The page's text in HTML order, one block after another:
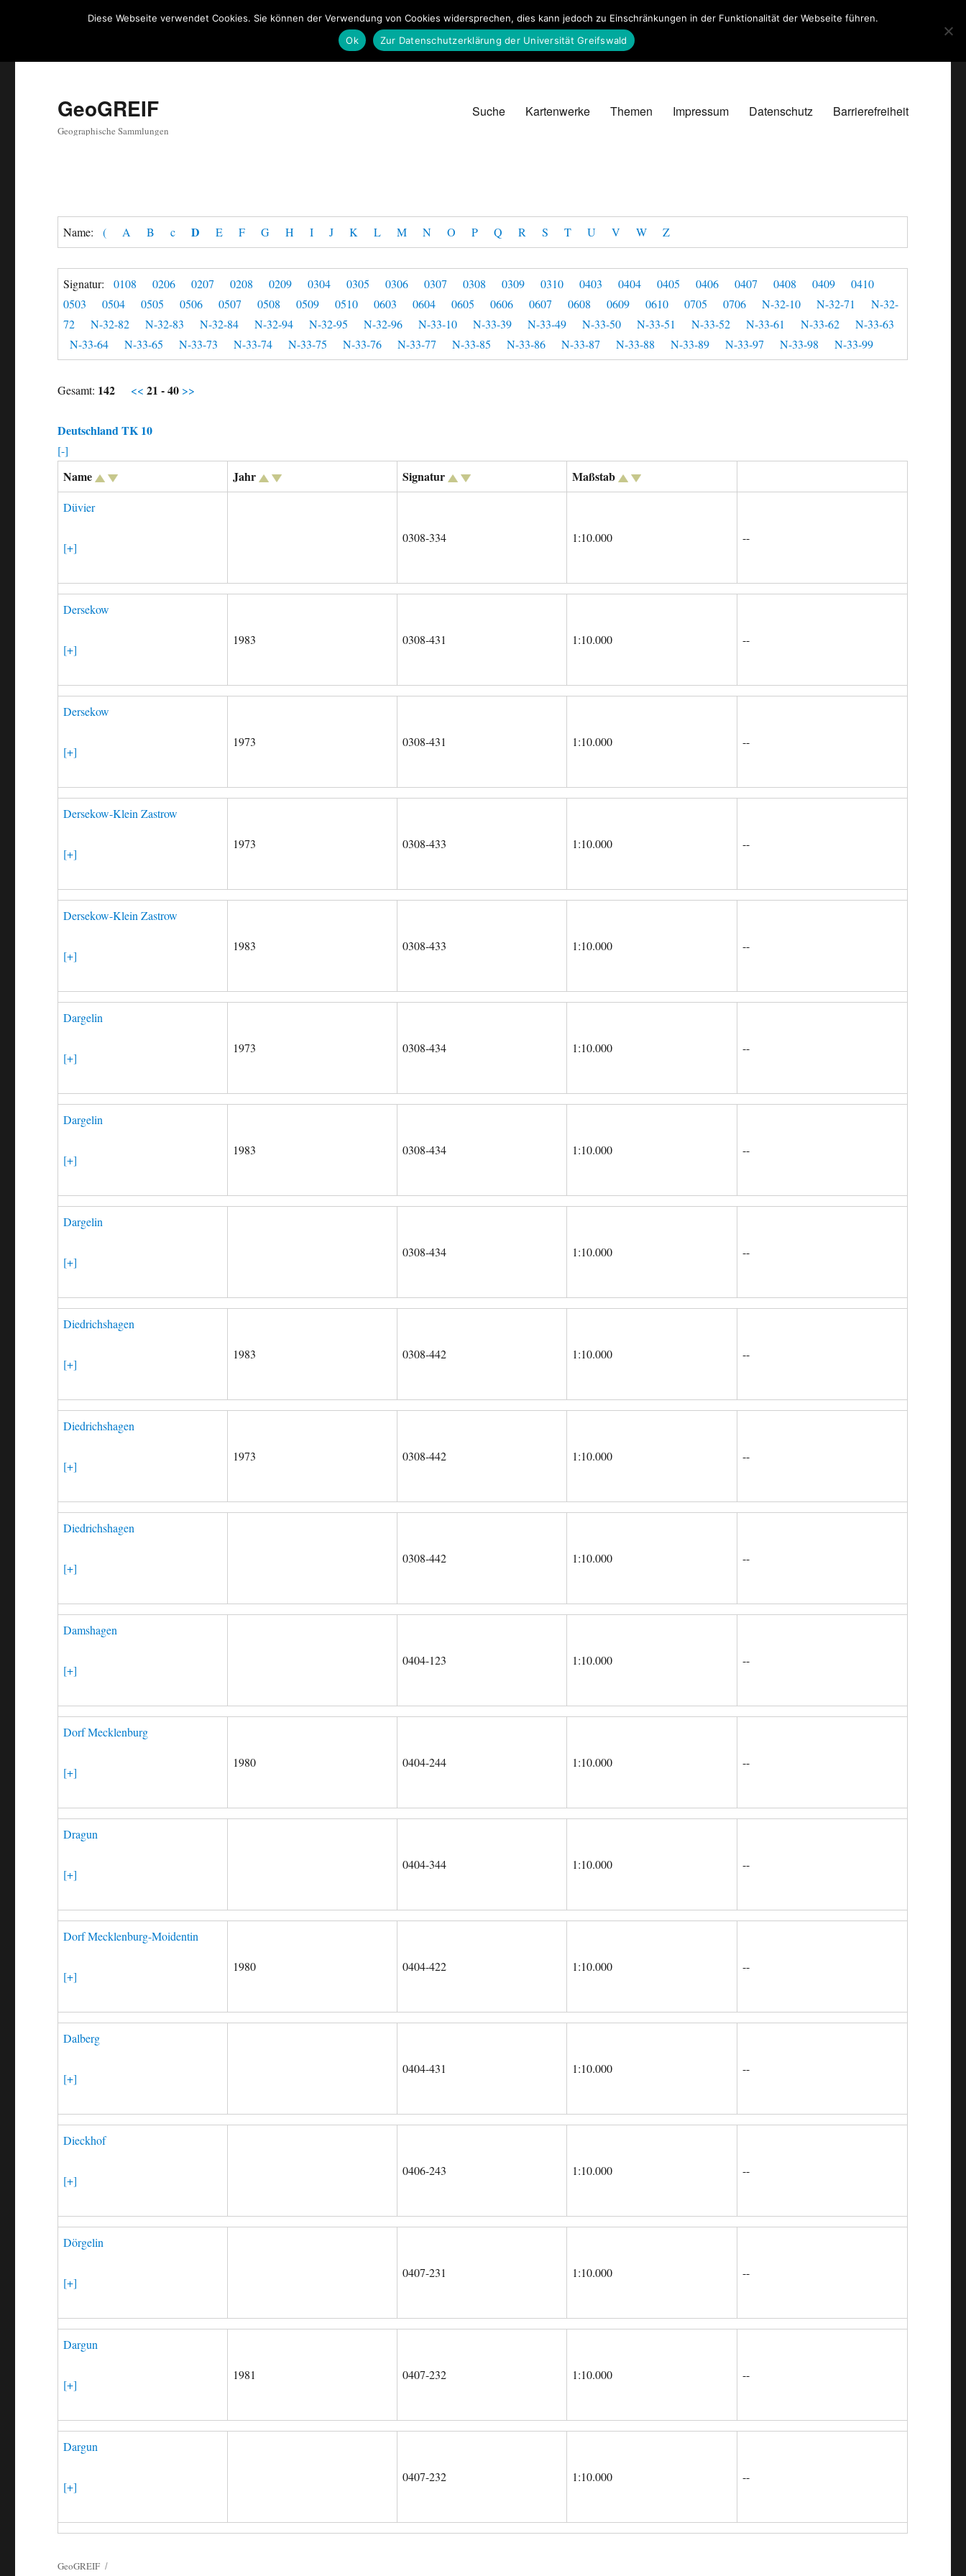
GeoGREIF
Geographische Sammlungen
Suche Kartenwerke Themen Impressum Datenschutz Barrierefreiheit
Name:( A B c D E F G H I J K L M N O P Q R S T U V W Z
Signatur:0108 0206 0207 0208 0209 0304 0305 0306 0307 0308 0309 0310 0403 0404 0405 0406 0407 0408 0409
0410
0503
0504 0505 0506 0507 0508 0509 0510 0603 0604 0605 0606 0607 0608 0609 0610 0705 0706 N-32-10 N-32-71
N-32-
72
N-32-82 N-32-83 N-32-84 N-32-94 N-32-95 N-32-96 N-33-10 N-33-39 N-33-49 N-33-50 N-33-51 N-33-52 N-33-61 N-33-62
N-33-63
N-33-64
N-33-65 N-33-73 N-33-74 N-33-75 N-33-76 N-33-77 N-33-85 N-33-86 N-33-87 N-33-88 N-33-89 N-33-97 N-33-98 N-33-99
Gesamt: 142 <<21 - 40 >>
Deutschland TK 10
[-]
Name Jahr Signatur Maßstab
Düvier
[+]
0308-334 1:10.000 --
Dersekow
[+]
1983 0308-431 1:10.000 --
Dersekow
[+]
1973 0308-431 1:10.000 --
Dersekow-Klein Zastrow
[+]
1973 0308-433 1:10.000 --
Dersekow-Klein Zastrow
[+]
1983 0308-433 1:10.000 --
Dargelin
[+]
1973 0308-434 1:10.000 --
Dargelin
[+]
1983 0308-434 1:10.000 --
Dargelin
[+]
0308-434 1:10.000 --
Diedrichshagen
[+]
1983 0308-442 1:10.000 --
Diedrichshagen
[+]
1973 0308-442 1:10.000 --
Diedrichshagen
[+]
0308-442 1:10.000 --
Damshagen
[+]
0404-123 1:10.000 --
Dorf Mecklenburg
[+]
1980 0404-244 1:10.000 --
Dragun
[+]
0404-344 1:10.000 --
Dorf Mecklenburg-Moidentin
[+]
1980 0404-422 1:10.000 --
Dalberg
[+]
0404-431 1:10.000 --
Dieckhof
[+]
0406-243 1:10.000 --
Dörgelin
[+]
0407-231 1:10.000 --
Dargun
[+]
1981 0407-232 1:10.000 --
Dargun
[+]
0407-232 1:10.000 --
GeoGREIF
Diese Webseite verwendet Cookies. Sie können der Verwendung von Cookies widersprechen, dies kann jedoch zu Einschränkungen in der Funktionalität der Webseite führen.
Ok
Zur Datenschutzerklärung der Universität Greifswald